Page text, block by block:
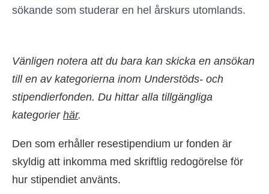
sökande som studerar en hel årskurs utomlands.
Vänligen notera att du bara kan skicka en ansökan
till en av kategorierna inom Understöds- och
stipendierfonden. Du hittar alla tillgängliga
kategorier här.
Den som erhåller resestipendium ur fonden är
skyldig att inkomma med skriftlig redogörelse för
hur stipendiet använts.